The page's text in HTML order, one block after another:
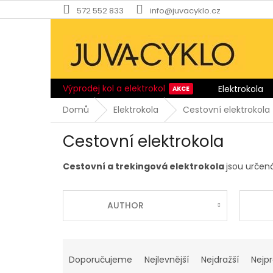
na
572 552 833 info@juvacyklo.cz
Výprodej kol a elektrokol Elektrokola
Domů
Elektrokola Cestovní elektrokola
Cestovní elektrokola
Cestovní a trekingová elektrokolajsou
AUTHOR
aDoporučujeme Nejlevnější Nejdražší